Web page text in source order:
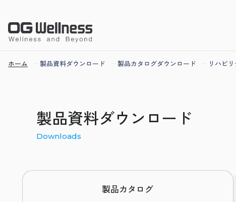
ホーム 製品資料ダウンロード 製品カタログダウンロード リハビ
製品資料ダウンロード
Downloads
製品カタログ